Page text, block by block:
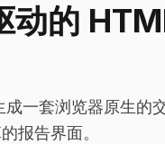
动的
一套浏览器原生的
报告界面。